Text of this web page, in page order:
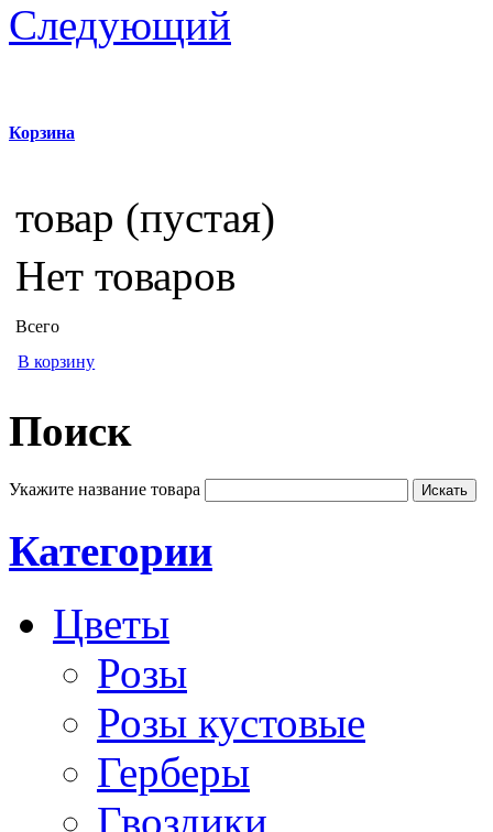
Следующий
Корзина
товар (пустая)
Нет товаров
Всего
В корзину
Поиск
Укажите название товара
Категории
Цветы
Розы
Розы кустовые
Герберы
Гвоздики